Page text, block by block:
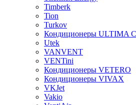
Timberk
Tion
Turkov
Кондиционеры ULTIMA
Utek
VANVENT
VENTini
Кондиционеры VETERO
Кондиционеры VIVAX
VKJet
Vakio